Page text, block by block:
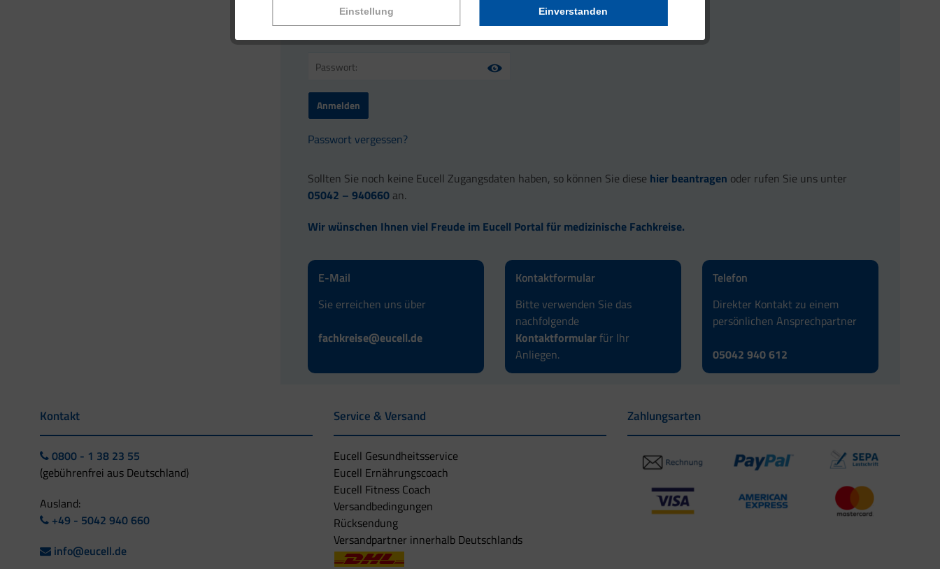
Einstellung Einverstanden
Passwort vergessen?
Sollten Sie noch keine Eucell Zugangsdaten haben, so können Sie diese hier beantragen oder rufen Sie uns unter
05042 – 940660 an.
Wir wünschen Ihnen viel Freude im Eucell Portal für medizinische Fachkreise.
E-Mail
Sie erreichen uns über
fachkreise@eucell.de
Kontaktformular
Bitte verwenden Sie das
nachfolgende
Kontaktformularfür Ihr
Anliegen.
Telefon
Direkter Kontakt zu einem
persönlichen Ansprechpartner
05042 940 612
Kontakt
0800 - 1 38 23 55
(gebührenfrei aus Deutschland)
Ausland:
+49 - 5042 940 660
info@eucell.de
Service & Versand
Eucell Gesundheitsservice
Eucell Ernährungscoach
Eucell Fitness Coach
Versandbedingungen
Rücksendung
Versandpartner innerhalb Deutschlands
Zahlungsarten